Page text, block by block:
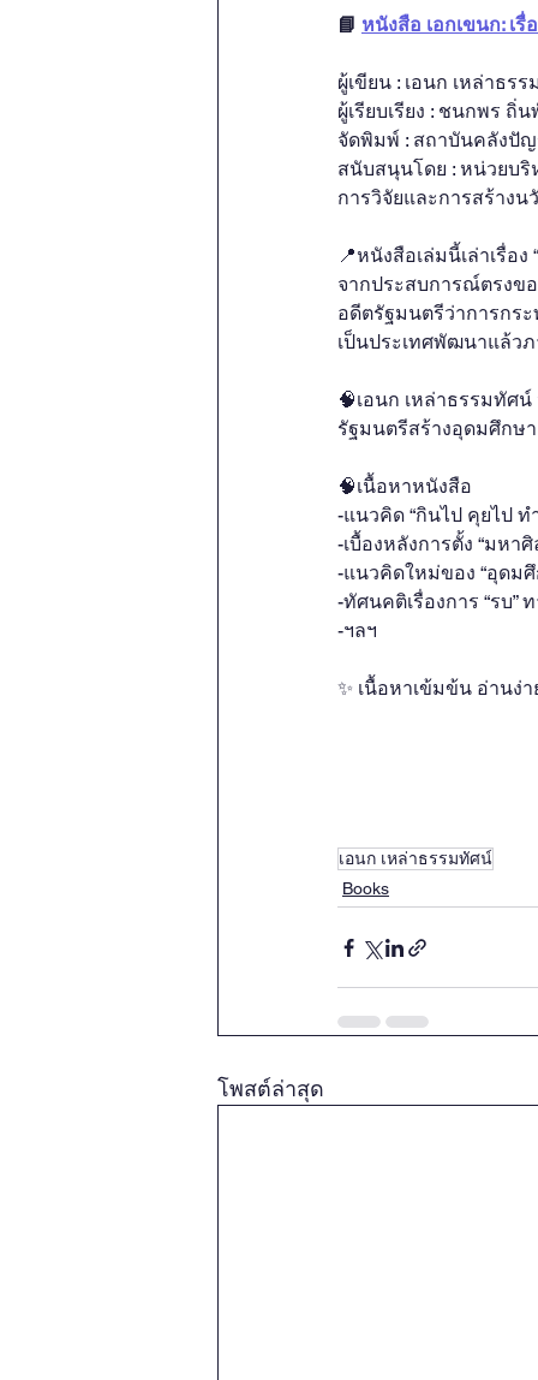
📘 หนังสือ เอกเขนก: เ
ผู้เขียน : เอนก เหล่าธร
ผู้เรียบเรียง : ชนกพร ถิ่น
จัดพิมพ์ : สถาบันคลังปั
สนับสนุนโดย : หน่วยบ
การวิจัยและการสร้างน
📍หนังสือเล่มนี้เล่าเรื่อ
จากประสบการณ์ตรงข
อดีตรัฐมนตรีว่าการกระ
เป็นประเทศพัฒนาแล้วภ
🧠เอนก​ เหล่าธรรมทัศ
รัฐมนตรี​สร้างอุดมศึกษ
🧠เนื้อหาหนังสือ
-แนวคิด “กินไป คุยไป
-เบื้องหลังการตั้ง “มหาศิ
-แนวคิดใหม่ของ “อุดม
-ทัศนคติเรื่องการ “รบ”
-ฯลฯ
✨ เนื้อหาเข้มข้น อ่านง่
เอนก เหล่าธรรมทัศน์
Books
โพสต์ล่าสุด